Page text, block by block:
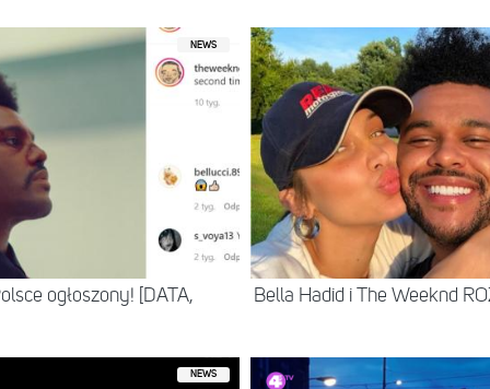
NEWS
ogłoszony! [DATA, Bella Hadid i The Weeknd
NEWS